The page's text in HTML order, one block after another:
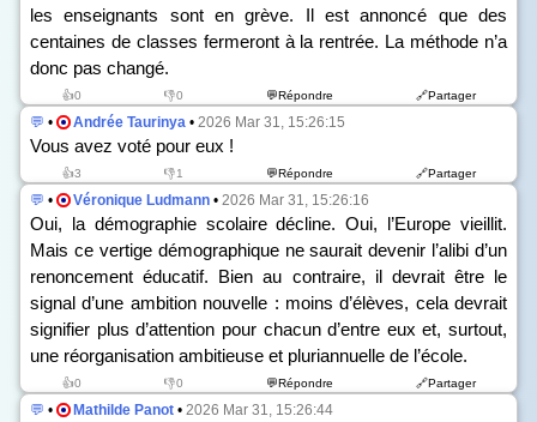
les enseignants sont en grève. Il est annoncé que des
centaines de classes fermeront à la rentrée. La méthode n’a
donc pas changé.
👍0 👎0 💬Répondre 🔗Partager
💬 • Andrée Taurinya • 2026 Mar 31, 15:26:15
Vous avez voté pour eux !
👍3 👎1 💬Répondre 🔗Partager
💬 • Véronique Ludmann • 2026 Mar 31, 15:26:16
Oui, la démographie scolaire décline. Oui, l’Europe vieillit.
Mais ce vertige démographique ne saurait devenir l’alibi d’un
renoncement éducatif. Bien au contraire, il devrait être le
signal d’une ambition nouvelle : moins d’élèves, cela devrait
signifier plus d’attention pour chacun d’entre eux et, surtout,
une réorganisation ambitieuse et pluriannuelle de l’école.
👍0 👎0 💬Répondre 🔗Partager
💬 • Mathilde Panot • 2026 Mar 31, 15:26:44